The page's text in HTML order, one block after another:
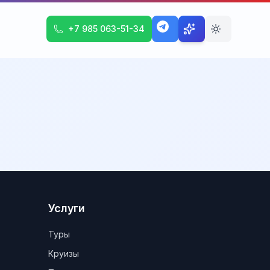
+7 985 063-51-34
Услуги
Туры
Круизы